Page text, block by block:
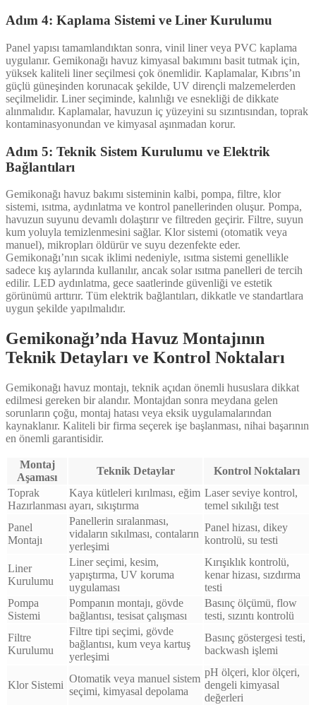
Adım 4: Kaplama Sistemi ve Liner Kurulumu
Panel yapısı tamamlandıktan sonra, vinil liner veya PVC kaplama
uygulanır. Gemikonağı havuz kimyasal bakımını basit tutmak için,
yüksek kaliteli liner seçilmesi çok önemlidir. Kaplamalar, Kıbrıs’ın
güçlü güneşinden korunacak şekilde, UV dirençli malzemelerden
seçilmelidir. Liner seçiminde, kalınlığı ve esnekliği de dikkate
alınmalıdır. Kaplamalar, havuzun iç yüzeyini su sızıntısından, toprak
kontaminasyonundan ve kimyasal aşınmadan korur.
Adım 5: Teknik Sistem Kurulumu ve Elektrik
Bağlantıları
Gemikonağı havuz bakımı sisteminin kalbi, pompa, filtre, klor
sistemi, ısıtma, aydınlatma ve kontrol panellerinden oluşur. Pompa,
havuzun suyunu devamlı dolaştırır ve filtreden geçirir. Filtre, suyun
kum yoluyla temizlenmesini sağlar. Klor sistemi (otomatik veya
manuel), mikropları öldürür ve suyu dezenfekte eder.
Gemikonağı’nın sıcak iklimi nedeniyle, ısıtma sistemi genellikle
sadece kış aylarında kullanılır, ancak solar ısıtma panelleri de tercih
edilir. LED aydınlatma, gece saatlerinde güvenliği ve estetik
görünümü arttırır. Tüm elektrik bağlantıları, dikkatle ve standartlara
uygun şekilde yapılmalıdır.
Gemikonağı’nda Havuz Montajının
Teknik Detayları ve Kontrol Noktaları
Gemikonağı havuz montajı, teknik açıdan önemli hususlara dikkat
edilmesi gereken bir alandır. Montajdan sonra meydana gelen
sorunların çoğu, montaj hatası veya eksik uygulamalarından
kaynaklanır. Kaliteli bir firma seçerek işe başlanması, nihai başarının
en önemli garantisidir.
Montaj
Aşaması
Teknik Detaylar
Kontrol Noktaları
Toprak
Hazırlanması
Kaya kütleleri kırılması, eğim
ayarı, sıkıştırma
Laser seviye kontrol,
temel sıkılığı test
Panel
Montajı
Panellerin sıralanması,
vidaların sıkılması, contaların
yerleşimi
Panel hizası, dikey
kontrolü, su testi
Liner
Kurulumu
Liner seçimi, kesim,
yapıştırma, UV koruma
uygulaması
Kırışıklık kontrolü,
kenar hizası, sızdırma
testi
Pompa
Sistemi
Pompanın montajı, gövde
bağlantısı, tesisat çalışması
Basınç ölçümü, flow
testi, sızıntı kontrolü
Filtre
Kurulumu
Filtre tipi seçimi, gövde
bağlantısı, kum veya kartuş
yerleşimi
Basınç göstergesi testi,
backwash işlemi
Klor Sistemi
Otomatik veya manuel sistem
seçimi, kimyasal depolama
pH ölçeri, klor ölçeri,
dengeli kimyasal
değerleri